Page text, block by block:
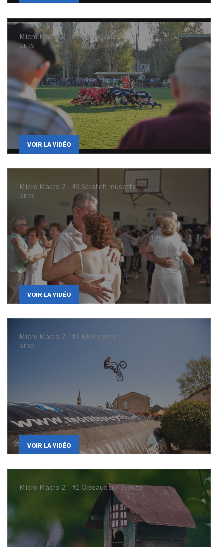
Micro Macro 2 – #5 Sons ovales
GERS
VOIR LA VIDÉO
Micro Macro 2 – #3 Scratch musette
GERS
VOIR LA VIDÉO
Micro Macro 2 – #2 BMX remix
GERS
VOIR LA VIDÉO
Micro Macro 2 – #1 Oiseaux sur écoute